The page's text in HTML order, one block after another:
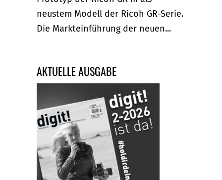
neustem Modell der Ricoh GR-Serie.
Die Markteinführung der neuen...
AKTUELLE AUSGABE